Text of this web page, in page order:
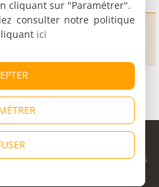
1998 - 2026
|CGU|Informations
cliquant sur "Paramétrer".
consulter notre politique
ici